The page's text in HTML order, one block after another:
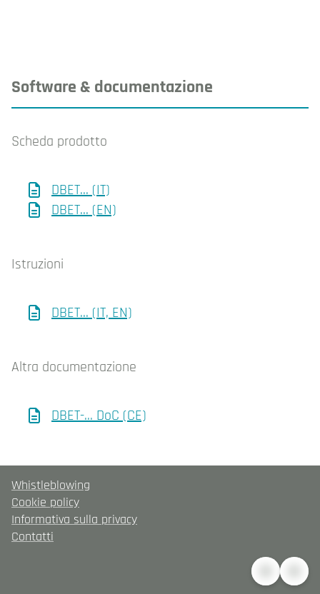
Software & documentazione
Scheda prodotto
DBET... (IT)
DBET... (EN)
Istruzioni
DBET... (IT, EN)
Altra documentazione
DBET-... DoC (CE)
Whistleblowing
Cookie policy
Informativa sulla privacy
Contatti